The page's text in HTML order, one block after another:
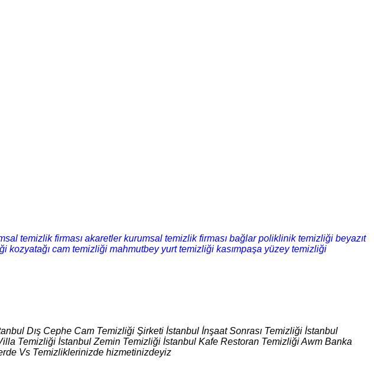
temizlik firması akaretler kurumsal temizlik firması bağlar poliklinik temizliği beyazıt
kozyatağı cam temizliği mahmutbey yurt temizliği kasımpaşa yüzey temizliği
Dış Cephe Cam Temizliği Şirketi İstanbul İnşaat Sonrası Temizliği İstanbul
Temizliği İstanbul Zemin Temizliği İstanbul Kafe Restoran Temizliği Awm Banka
Vs Temizliklerinizde hizmetinizdeyiz